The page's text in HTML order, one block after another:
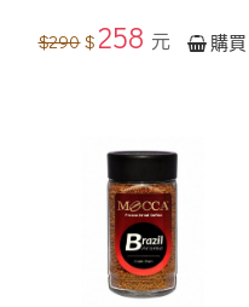
$290$ 258 元 購買